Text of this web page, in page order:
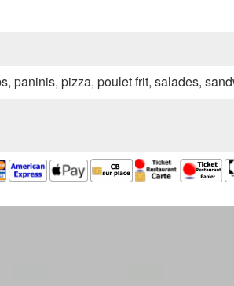
paninis, pizza, poulet frit, salades,